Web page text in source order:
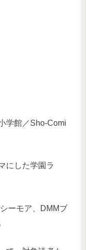
学館／Sho-Comi
にした学園ラ
ーモア、DMMブ